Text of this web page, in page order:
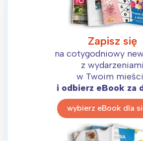
Zapisz się
na cotygodniowy
z wydarzeniami
w Twoim
i odbierz eBook za
wybierz eBook dla